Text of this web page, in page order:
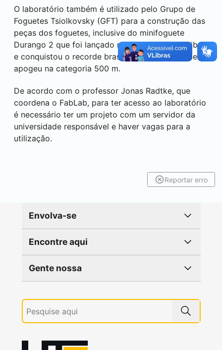
O laboratório também é utilizado pelo Grupo de
Foguetes Tsiolkovsky (GFT) para a construção das
peças dos foguetes, inclusive do minifoguete
Durango 2 que foi lançado no festival emCuritiba
e conquistou o recorde brasileiro de precisão de
apogeu na categoria 500 m.
De acordo com o professor Jonas Radtke, que
coordena o FabLab, para ter acesso ao laboratório
é necessário ter um projeto com um servidor da
universidade responsável e haver vagas para a
utilização.
Reportar erro
Envolva-se
Encontre aqui
Gente nossa